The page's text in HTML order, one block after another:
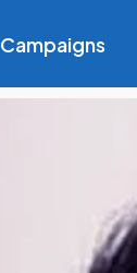
Campaigns